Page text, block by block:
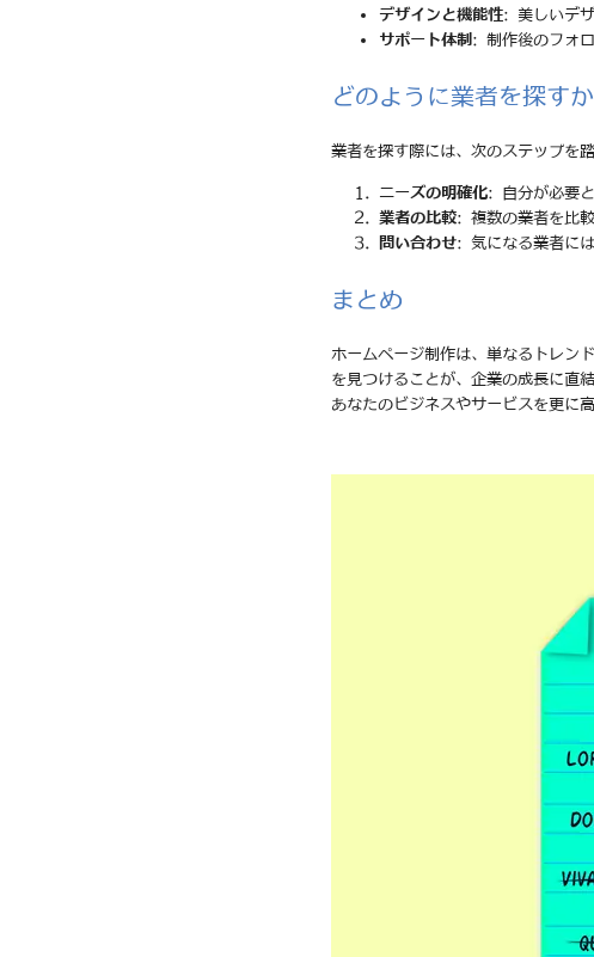
デザインと機能性: 美しいデザ
サポート体制 : 制作後のフォ
どのように業者を探すか
業者を探す際には、次のステップを
ニーズの明確化: 自分が必要と
業者の比較: 複数の業者を比
問い合わせ: 気になる業者に
まとめ
ホームページ制作は、単なるトレン
を見つけることが、企業の成長に直
あなたのビジネスやサービスを更に